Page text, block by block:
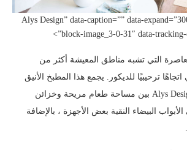
Alys Design” data-caption=”” data-
block-image_3-0-31″ data-tracking-
التي تشبه مناطق المعيشة أكثر من
ترحيبيًا للديكور. يجمع هذا المطبخ الأنيق
والجذاب من Alys Design بين مساحة طعام مريحة وخزائن
البيضاء النقية بعض الأجهزة ، بالإضافة